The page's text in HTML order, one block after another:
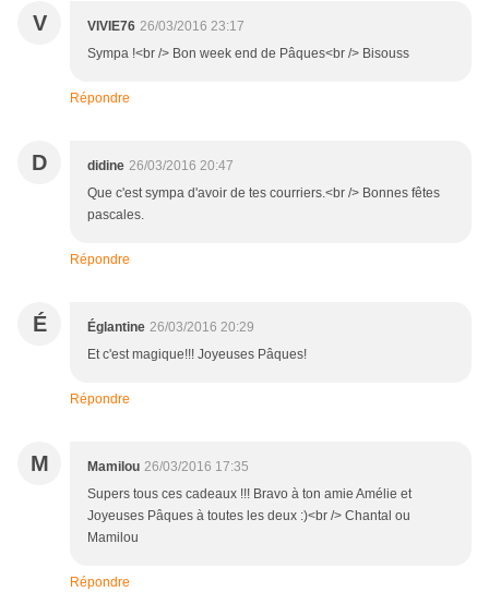
V VIVIE76 26/03/2016 23:17
Sympa !<br /> Bon week end de Pâques<br /> Bisouss
Répondre
D didine 26/03/2016 20:47
Que c'est sympa d'avoir de tes courriers.<br /> Bonnes fêtes
pascales.
Répondre
É Églantine 26/03/2016 20:29
Et c'est magique!!! Joyeuses Pâques!
Répondre
M Mamilou 26/03/2016 17:35
Supers tous ces cadeaux !!! Bravo à ton amie Amélie et
Joyeuses Pâques à toutes les deux :)<br /> Chantal ou
Mamilou
Répondre